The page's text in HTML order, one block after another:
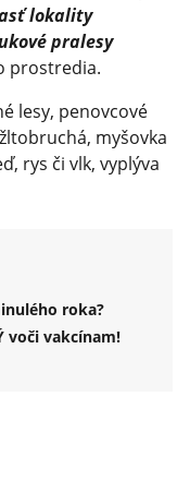
lokality
pralesy
prostredia.
lesy, penovcové
myšovka
rys či vlk, vyplýva
roka?
voči vakcínam!